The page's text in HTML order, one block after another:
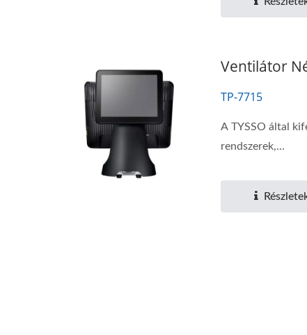
Ventilátor
TP-7715
A TYSSO által
rendszerek,...